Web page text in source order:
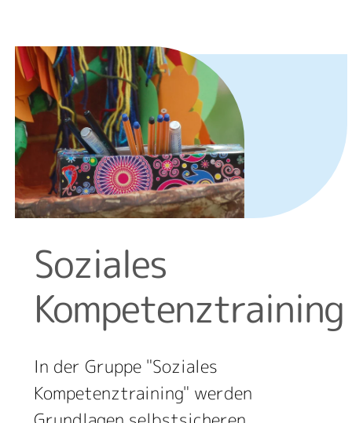
Soziales
Kompetenztraining
In der Gruppe "Soziales
Kompetenztraining" werden